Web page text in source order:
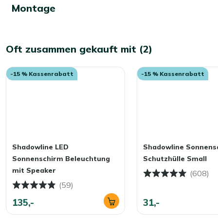
Montage
Oft zusammen gekauft mit (2)
-15 % Kassenrabatt
Shadowline LED
Sonnenschirm Beleuchtung
mit Speaker
(59)
135,-
-15 % Kassenrabatt
Shadowline
Schutzhülle Small
(608)
31,-